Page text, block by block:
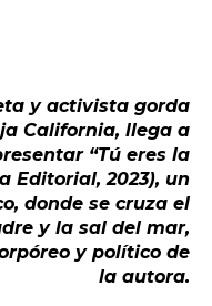
y activista gorda
California, llega a
“Tú eres la
Editorial, 2023), un
donde se cruza el
y la sal del mar,
y político de
la autora.